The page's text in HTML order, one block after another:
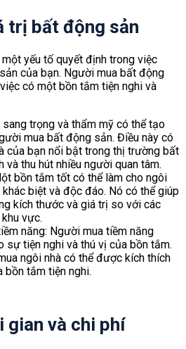
trị bất động sản
yếu tố quyết định trong việc
của bạn. Người mua bất động
có một bồn tắm tiện nghi và
trọng và thẩm mỹ có thể tạo
mua bất động sản. Điều này có
của bạn nổi bật trong thị trường bất
và thu hút nhiều người quan tâm.
bồn tắm tốt có thể làm cho ngôi
biệt và độc đáo. Nó có thể giúp
kích thước và giá trị so với các
vực.
năng: Người mua tiềm năng
sự tiện nghi và thú vị của bồn tắm.
ngôi nhà có thể được kích thích
bồn tắm tiện nghi.
gian và chi phí